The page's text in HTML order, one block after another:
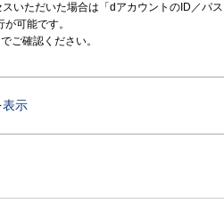
いただいた場合は「dアカウントのID／パ
可能です。
でご確認ください。
表示